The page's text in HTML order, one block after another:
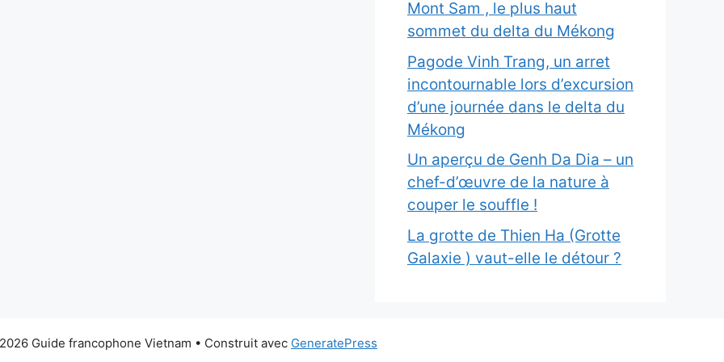
Mont Sam , le plus haut
sommet du delta du Mékong
Pagode Vinh Trang, un arret
incontournable lors d’excursion
d’une journée dans le delta du
Mékong
Un aperçu de Genh Da Dia – un
chef-d’œuvre de la nature à
couper le souffle !
La grotte de Thien Ha (Grotte
Galaxie ) vaut-elle le détour ?
Guide francophone Vietnam • Construit avec GeneratePress